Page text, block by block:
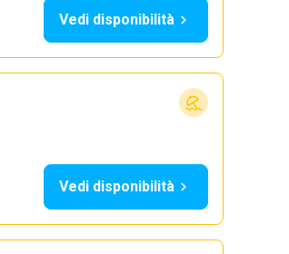
Vedi disponibilità
Vedi disponibilità